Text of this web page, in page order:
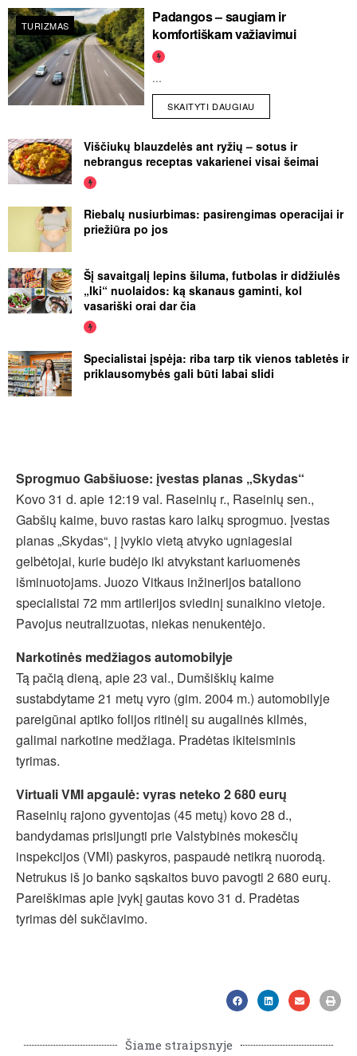
TURIZMAS
Padangos – saugiam ir
komfortiškam važiavimui
...
SKAITYTI DAUGIAU
Viščiukų blauzdelės ant ryžių – sotus ir
nebrangus receptas vakarienei visai šeimai
Riebalų nusiurbimas: pasirengimas operacijai ir
priežiūra po jos
Šį savaitgalį lepins šiluma, futbolas ir didžiulės
„Iki“ nuolaidos: ką skanaus gaminti, kol
vasariški orai dar čia
Specialistai įspėja: riba tarp tik vienos tabletės ir
priklausomybės gali būti labai slidi
Sprogmuo Gabšiuose: įvestas planas „Skydas“
Kovo 31 d. apie 12:19 val. Raseinių r., Raseinių sen.,
Gabšių kaime, buvo rastas karo laikų sprogmuo. Įvestas
planas „Skydas“, į įvykio vietą atvyko ugniagesiai
gelbėtojai, kurie budėjo iki atvykstant kariuomenės
išminuotojams. Juozo Vitkaus inžinerijos bataliono
specialistai 72 mm artilerijos sviedinį sunaikino vietoje.
Pavojus neutralizuotas, niekas nenukentėjo.
Narkotinės medžiagos automobilyje
Tą pačią dieną, apie 23 val., Dumšiškių kaime
sustabdytame 21 metų vyro (gim. 2004 m.) automobilyje
pareigūnai aptiko folijos ritinėlį su augalinės kilmės,
galimai narkotine medžiaga. Pradėtas ikiteisminis
tyrimas.
Virtuali VMI apgaulė: vyras neteko 2 680 eurų
Raseinių rajono gyventojas (45 metų) kovo 28 d.,
bandydamas prisijungti prie Valstybinės mokesčių
inspekcijos (VMI) paskyros, paspaudė netikrą nuorodą.
Netrukus iš jo banko sąskaitos buvo pavogti 2 680 eurų.
Pareiškimas apie įvykį gautas kovo 31 d. Pradėtas
tyrimas dėl sukčiavimo.
Šiame straipsnyje